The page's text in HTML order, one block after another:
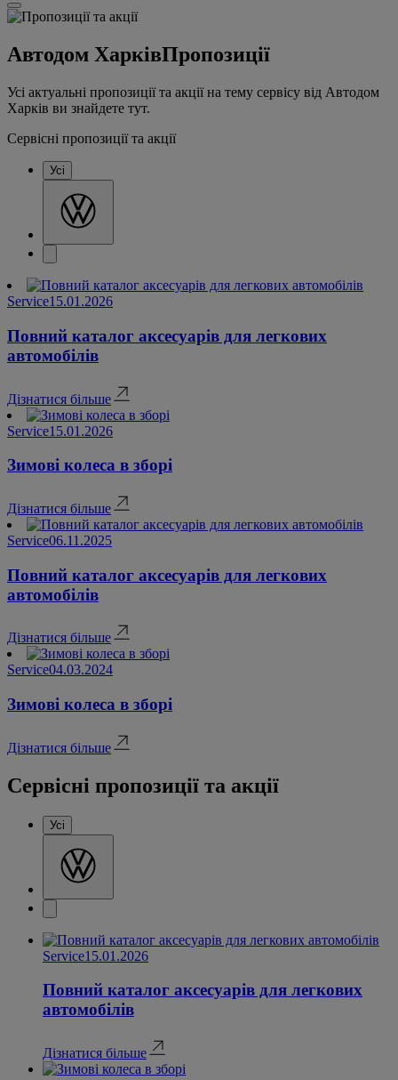
Автодом ХарківПропозиції
Усі актуальні пропозиції та акції на тему сервісу від Автодом
Харків ви знайдете тут.
Сервісні пропозиції та акції
Усі
Service15.01.2026
Повний каталог аксесуарів для легкових
автомобілів
Дізнатися більше
Service15.01.2026
Зимові колеса в зборі
Дізнатися більше
Service06.11.2025
Повний каталог аксесуарів для легкових
автомобілів
Дізнатися більше
Service04.03.2024
Зимові колеса в зборі
Дізнатися більше
Сервісні пропозиції та акції
Усі
Service15.01.2026
Повний каталог аксесуарів для легкових
автомобілів
Дізнатися більше